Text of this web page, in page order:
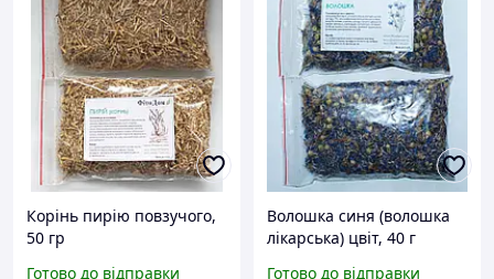
Корінь пирію повзучого,
50 гр
Готово до відправки
Волошка синя (волошка
лікарська) цвіт, 40 г
Готово до відправки